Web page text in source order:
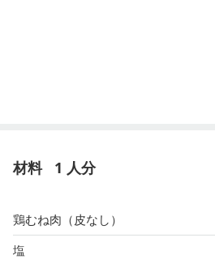
材料 1 人分
鶏むね肉（皮なし）
塩